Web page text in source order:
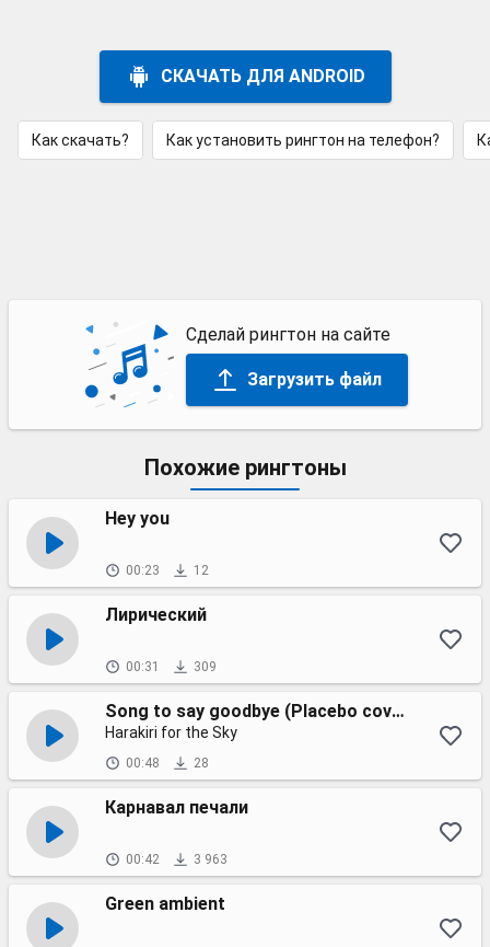
СКАЧАТЬ ДЛЯ ANDROID
Как скачать? Как установить рингтон на телефон?
Сделай рингтон на сайте
Загрузить файл
Похожие рингтоны
Hey you
00:23 12
Лирический
00:31 309
Song to say goodbye (Placebo cover)
Harakiri for the Sky
00:48 28
Карнавал печали
00:42 3 963
Green ambient